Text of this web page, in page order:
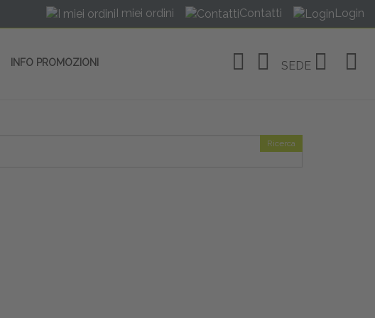
I miei ordini Contatti Login
INFO PROMOZIONI SEDE
Ricerca